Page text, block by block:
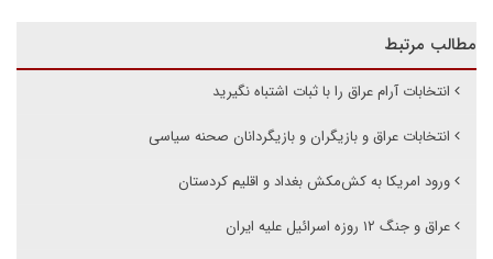
مطالب مرتبط
انتخابات آرام عراق را با ثبات اشتباه نگیرید
انتخابات عراق و بازیگران و بازیگردانان صحنه سیاسی
ورود امریکا به کش‌مکش بغداد و اقلیم کردستان
عراق و جنگ ۱۲ روزه اسرائیل علیه ایران